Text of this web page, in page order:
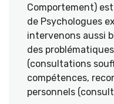
Comportement)
de Psychologues
intervenons aussi
des
(consultations
compétences,
personnels